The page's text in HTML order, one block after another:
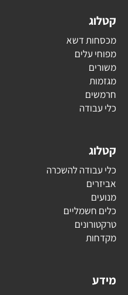
קטלוג
מכסחות דשא
מפוחי עלים
משורים
מגזמות
חרמשים
כלי עבודה
קטלוג
כלי עבודה להשכרה
אביזרים
מנועים
כלים חשמליים
טרקטורונים
מקדחות
מידע